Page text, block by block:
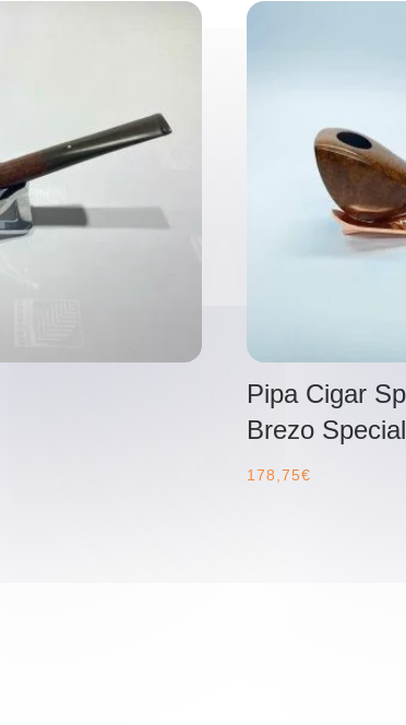
Pipa Cigar
Brezo
178,75€